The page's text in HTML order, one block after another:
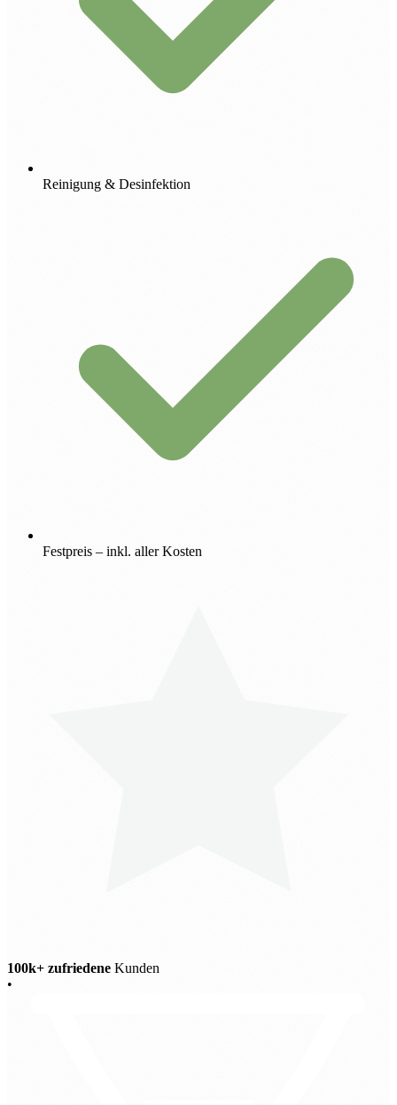
Reinigung & Desinfektion
Festpreis – inkl. aller Kosten
100k+ zufriedene Kunden
•